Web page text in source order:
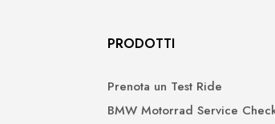
PRODOTTI
Prenota un Test Ride
BMW Motorrad Service